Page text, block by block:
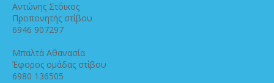
Αντώνης Στόϊκος
Προπονητής στίβου
6946 907297
Μπαλτά Αθανασία
Έφορος ομάδας στίβου
6980 136505